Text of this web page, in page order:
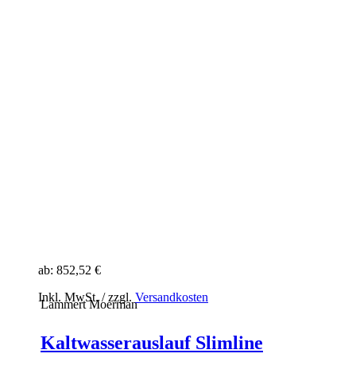
ab: 852,52 €
Inkl. MwSt. / zzgl. Versandkosten
Lammert Moerman
Kaltwasserauslauf Slimline